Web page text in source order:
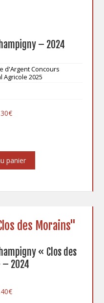
– 2024
d'Argent Concours
Agricole 2025
€
panier
des Morains"
« Clos des
– 2024
€